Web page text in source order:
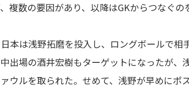
複数の要因があり、以降はGKからつなぐの
本は浅野拓磨を投入し、ロングボールで相
出場の酒井宏樹もターゲットになったが、
ウルを取られた。せめて、浅野が早めにポ